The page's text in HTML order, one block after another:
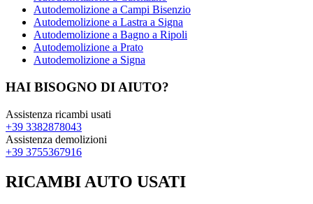
Autodemolizione a Campi Bisenzio
Autodemolizione a Lastra a Signa
Autodemolizione a Bagno a Ripoli
Autodemolizione a Prato
Autodemolizione a Signa
HAI BISOGNO DI AIUTO?
Assistenza ricambi usati
+39 3382878043
Assistenza demolizioni
+39 3755367916
RICAMBI AUTO USATI